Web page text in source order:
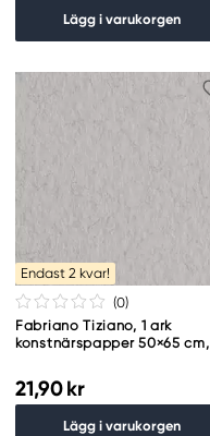
Lägg i varukorgen
Endast 2 kvar!
(0)
Fabriano Tiziano, 1 ark
konstnärspapper 50×65 cm,
21,90 kr
Lägg i varukorgen